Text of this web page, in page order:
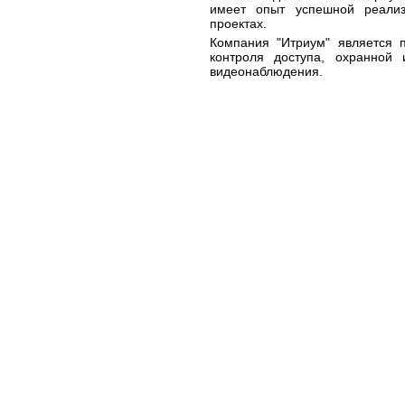
имеет опыт успешной
проектах.
Компания "Итриум" является
контроля доступа,
видеонаблюдения.